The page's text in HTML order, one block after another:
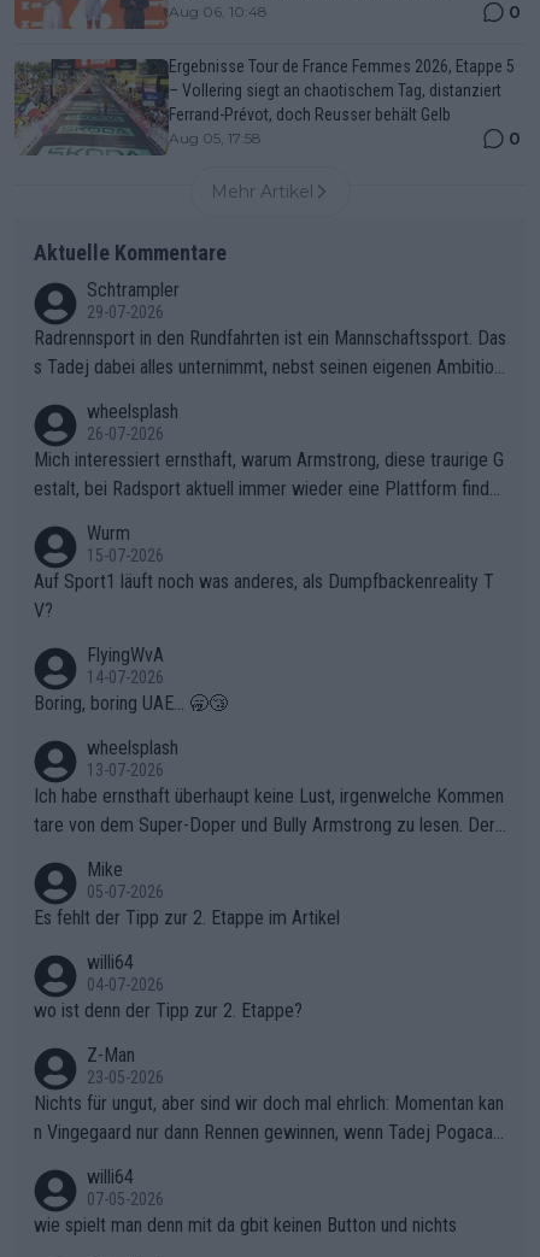
Aug 06, 10:48 0
Ergebnisse Tour de France Femmes 2026, Etappe 5
– Vollering siegt an chaotischem Tag, distanziert
Ferrand-Prévot, doch Reusser behält Gelb
Aug 05, 17:58 0
Mehr Artikel
Aktuelle Kommentare
Schtrampler
29-07-2026
Radrennsport in den Rundfahrten ist ein Mannschaftssport. Das
s Tadej dabei alles unternimmt, nebst seinen eigenen Ambition
ganze Team auch mental stark zu machen und konkret am Erf
olg teilzuhaben, ist ihm ganz hoch anzurechnen. Das ist ein Zei
chen weit über den Radsport hinaus.
wheelsplash
26-07-2026
Mich interessiert ernsthaft, warum Armstrong, diese traurige G
estalt, bei Radsport aktuell immer wieder eine Plattform finde
Wurm
15-07-2026
Auf Sport1 läuft noch was anderes, als Dumpfbackenreality T
V?
FlyingWvA
14-07-2026
Boring, boring UAE... 🥱😴
wheelsplash
13-07-2026
Ich habe ernsthaft überhaupt keine Lust, irgenwelche Kommen
tare von dem Super-Doper und Bully Armstrong zu lesen. Der
r die gehört nicht in dieses Medium!
Mike
05-07-2026
Es fehlt der Tipp zur 2. Etappe im Artikel
willi64
04-07-2026
wo ist denn der Tipp zur 2. Etappe?
Z-Man
23-05-2026
Nichts für ungut, aber sind wir doch mal ehrlich: Momentan kan
n Vingegaard nur dann Rennen gewinnen, wenn Tadej Pogacar
willi64
07-05-2026
wie spielt man denn mit da gbit keinen Button und nichts